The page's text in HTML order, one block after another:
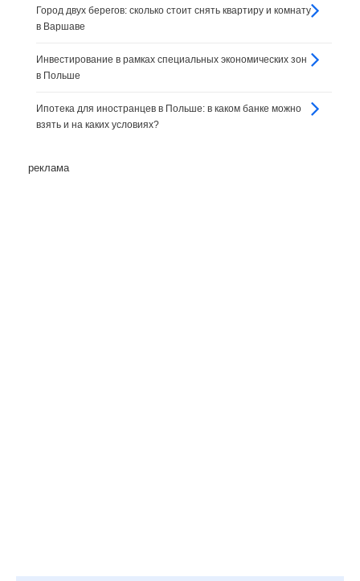
Город двух берегов: сколько стоит снять квартиру и комнату
в Варшаве
Инвестирование в рамках специальных экономических зон
в Польше
Ипотека для иностранцев в Польше: в каком банке можно
взять и на каких условиях?
реклама